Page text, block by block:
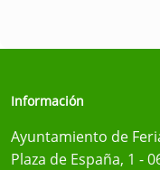
Información
Ayuntamiento de
Plaza de España, 1 -